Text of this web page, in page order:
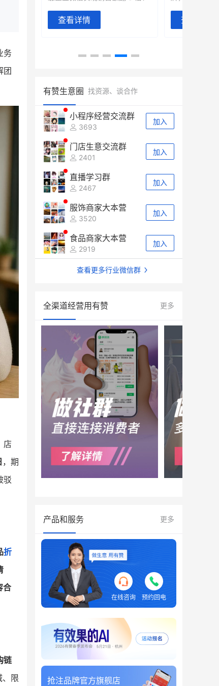
务
团
店
，期
驳
折
合
链
、限
查看详情 查看详情
有赞生意圈 找资源、谈合作
小程序经营交流群
3693
加入
门店生意交流群
2401
加入
直播学习群
2467
加入
服饰商家大本营
3520
加入
食品商家大本营
2919
加入
查看更多行业微信群
全渠道经营用有赞 更多
产品和服务 更多
在线咨询 预约回电
抢注品牌官方旗舰店